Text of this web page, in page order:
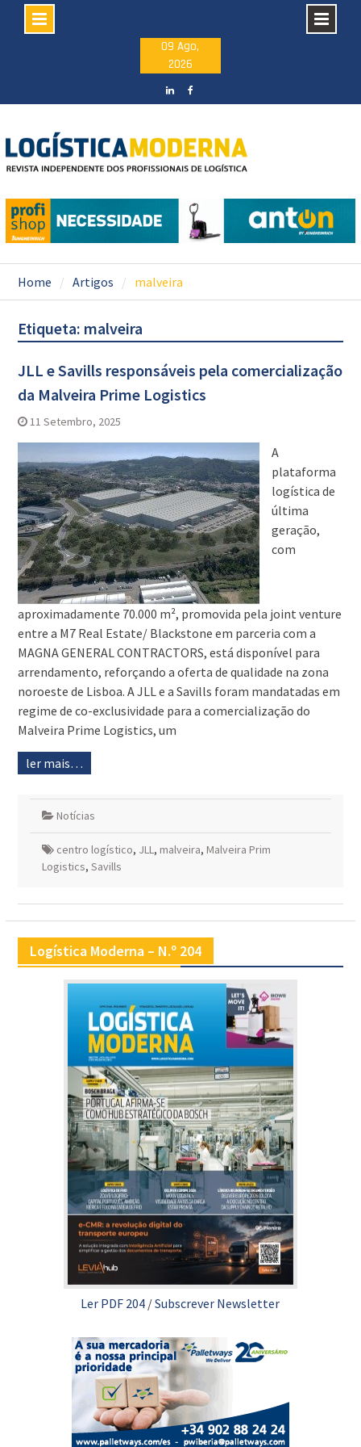
09 Ago,
2026
Home Artigos malveira
Etiqueta: malveira
JLL e Savills responsáveis pela comercialização
da Malveira Prime Logistics
11 Setembro, 2025
A
plataforma
logística de
última
geração,
com
aproximadamente 70.000 m², promovida pela joint venture
entre a M7 Real Estate/ Blackstone em parceria com a
MAGNA GENERAL CONTRACTORS, está disponível para
arrendamento, reforçando a oferta de qualidade na zona
noroeste de Lisboa. A JLL e a Savills foram mandatadas em
regime de co-exclusividade para a comercialização do
Malveira Prime Logistics, um
ler mais…
Notícias
centro logístico, JLL, malveira, Malveira Prim
Logistics, Savills
Logística Moderna – N.º 204
Ler PDF 204 /Subscrever Newsletter